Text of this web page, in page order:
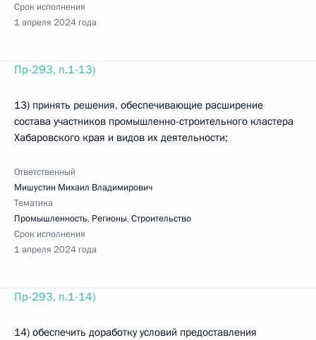
Срок исполнения
1 апреля 2024 года
Пр-293, п.1-13)
13) принять решения, обеспечивающие расширение
состава участников промышленно-строительного кластера
Хабаровского края и видов их деятельности;
Ответственный
Мишустин Михаил Владимирович
Тематика
Промышленность, Регионы,Строительство
Срок исполнения
1 апреля 2024 года
Пр-293, п.1-14)
14) обеспечить доработку условий предоставления